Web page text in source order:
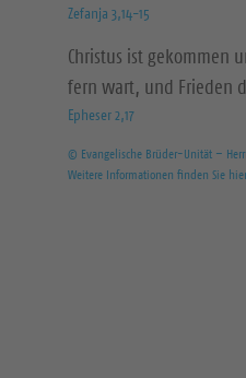
Zefanja 3,14-15
Christus ist gekommen
fern wart, und Frieden
Epheser 2,17
© Evangelische Brüder-Unität –
Weitere Informationen finden Sie hier